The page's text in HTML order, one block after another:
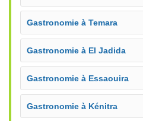
Gastronomie à Temara
Gastronomie à El Jadida
Gastronomie à Essaouira
Gastronomie à Kénitra